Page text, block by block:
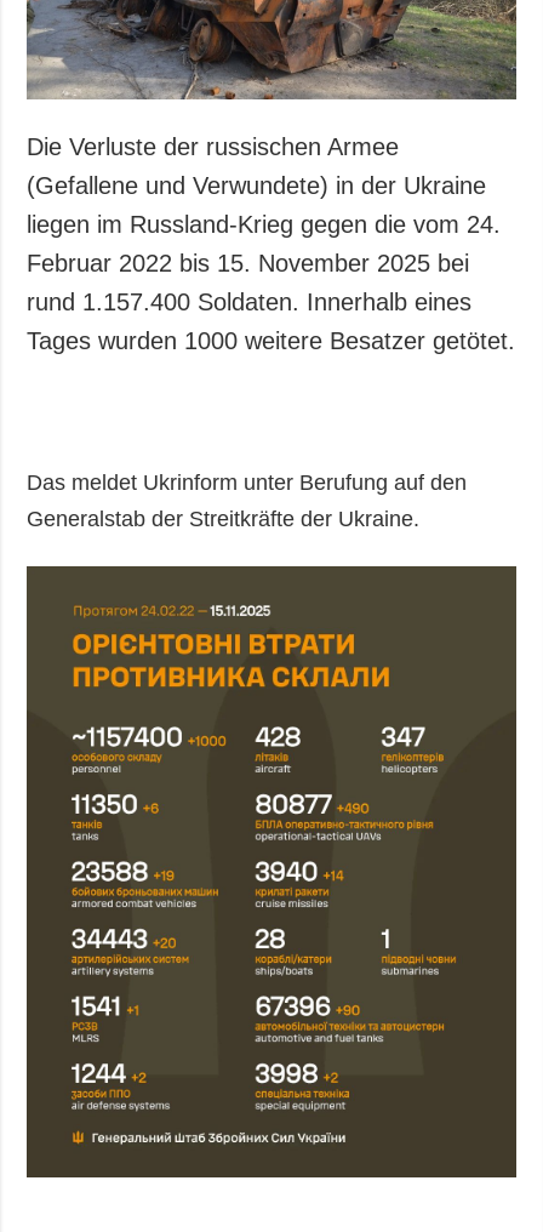
Die Verluste der russischen Armee
(Gefallene und Verwundete) in der Ukraine
liegen im Russland-Krieg gegen die vom 24.
Februar 2022 bis 15. November 2025 bei
rund 1.157.400 Soldaten. Innerhalb eines
Tages wurden 1000 weitere Besatzer getötet.
Das meldet Ukrinform unter Berufung auf den
Generalstab der Streitkräfte der Ukraine.